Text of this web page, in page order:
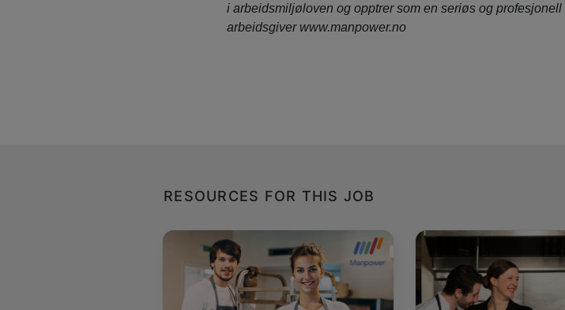
i arbeidsmiljøloven og opptrer som en seriøs og profesjonell
arbeidsgiver www.manpower.no
RESOURCES FOR THIS JOB